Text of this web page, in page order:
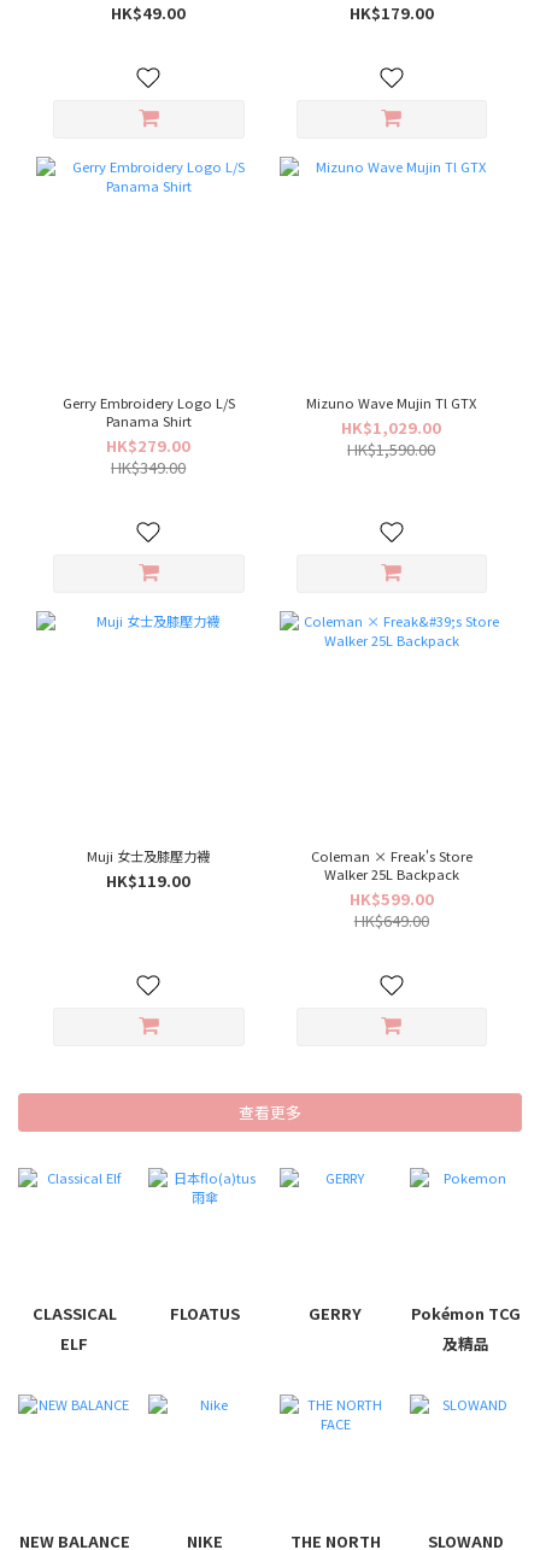
HK$49.00 HK$179.00
Gerry Embroidery Logo L/S
Panama Shirt
HK$279.00
HK$349.00
Mizuno Wave Mujin Tl GTX
HK$1,029.00
HK$1,590.00
Muji 女士及膝壓力襪
HK$119.00
Coleman × Freak's Store
Walker 25L Backpack
HK$599.00
HK$649.00
查看更多
CLASSICAL
ELF
FLOATUS GERRY
Pokémon TCG
及精品
NEW BALANCE NIKE THE NORTH SLOWAND